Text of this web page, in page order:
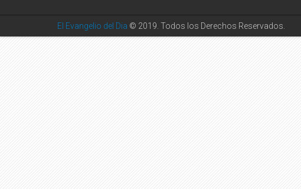
El Evangelio del Dia © 2019. Todos los Derechos Reservados.